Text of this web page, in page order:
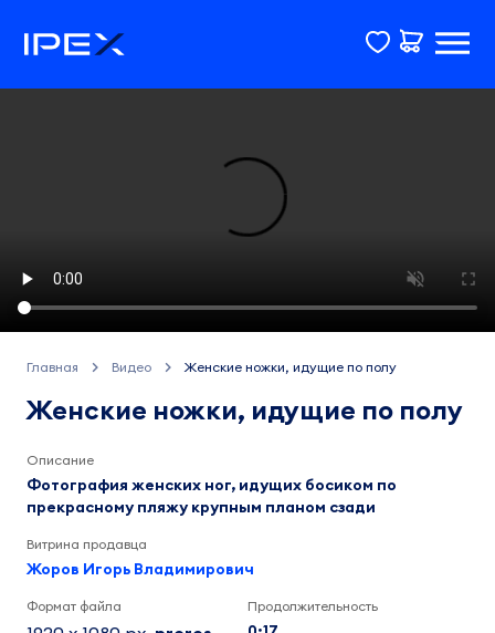
Главная Видео Женские ножки, идущие по полу
Женские ножки, идущие по полу
Описание
Фотография женских ног, идущих босиком по
прекрасному пляжу крупным планом сзади
Витрина продавца
Жоров Игорь Владимирович
Формат файла Продолжительность